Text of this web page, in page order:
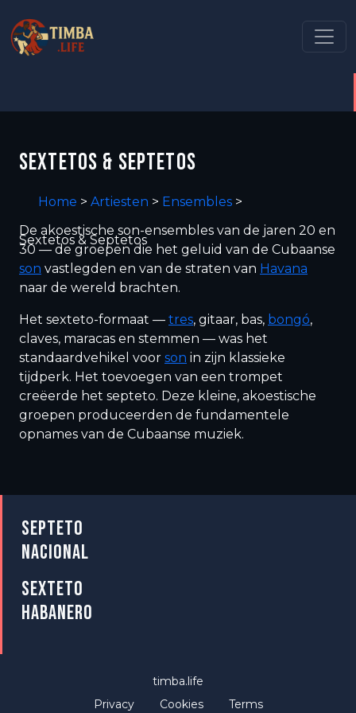
SEXTETOS & SEPTETOS
Home > Artiesten > Ensembles >
Sextetos & Septetos
De akoestische son-ensembles van de jaren 20 en
30 — de groepen die het geluid van de Cubaanse
son vastlegden en van de straten van Havana
naar de wereld brachten.
Het sexteto-formaat — tres, gitaar, bas, bongó,
claves, maracas en stemmen — was het
standaardvehikel voor son in zijn klassieke
tijdperk. Het toevoegen van een trompet
creëerde het septeto. Deze kleine, akoestische
groepen produceerden de fundamentele
opnames van de Cubaanse muziek.
SEPTETO
NACIONAL
SEXTETO
HABANERO
timba.life
Privacy
Cookies Terms